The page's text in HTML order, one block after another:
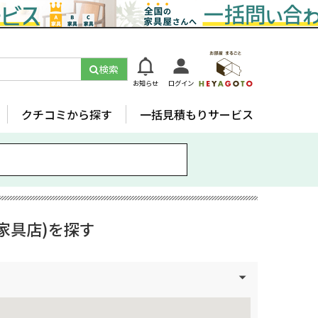
検索
お知らせ ログイン
クチコミから探す 一括見積もりサービス
具店)を探す